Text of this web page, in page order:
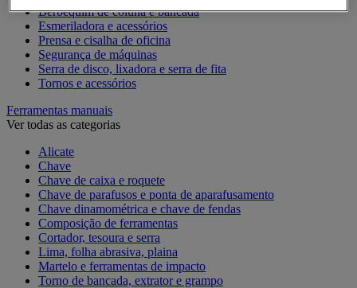
Berbequim de coluna e bancada
Esmeriladora e acessórios
Prensa e cisalha de oficina
Segurança de máquinas
Serra de disco, lixadora e serra de fita
Tornos e acessórios
Ferramentas manuais
Ver todas as categorias
Alicate
Chave
Chave de caixa e roquete
Chave de parafusos e ponta de aparafusamento
Chave dinamométrica e chave de fendas
Composição de ferramentas
Cortador, tesoura e serra
Lima, folha abrasiva, plaina
Martelo e ferramentas de impacto
Torno de bancada, extrator e grampo